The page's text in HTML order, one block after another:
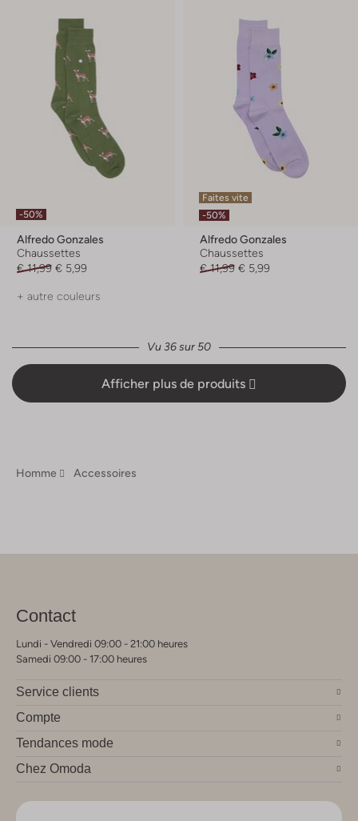
-50%
Alfredo Gonzales
Chaussettes
€ 11,99 € 5,99
+ autre couleurs
Faites vite
-50%
Alfredo Gonzales
Chaussettes
€ 11,99 € 5,99
Vu 36 sur 50
Afficher plus de produits
Homme Accessoires
Contact
Lundi - Vendredi 09:00 - 21:00 heures
Samedi 09:00 - 17:00 heures
Service clients
Compte
Tendances mode
Chez Omoda